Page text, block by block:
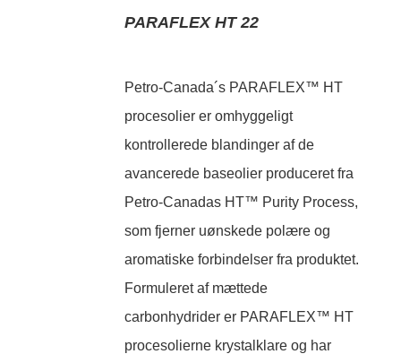
PARAFLEX HT 22
Petro-Canada´s PARAFLEX™ HT
procesolier er omhyggeligt
kontrollerede blandinger af de
avancerede baseolier produceret fra
Petro-Canadas HT™ Purity Process,
som fjerner uønskede polære og
aromatiske forbindelser fra produktet.
Formuleret af mættede
carbonhydrider er PARAFLEX™ HT
procesolierne krystalklare og har